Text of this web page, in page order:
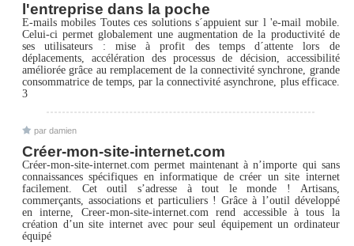
l'entreprise dans la poche
E-mails mobiles Toutes ces solutions s´appuient sur l 'e-mail mobile.
Celui-ci permet globalement une augmentation de la productivité de
ses utilisateurs : mise à profit des temps d´attente lors de
déplacements, accélération des processus de décision, accessibilité
améliorée grâce au remplacement de la connectivité synchrone, grande
consommatrice de temps, par la connectivité asynchrone, plus efficace.
3
par damien
Créer-mon-site-internet.com
Créer-mon-site-internet.com permet maintenant à n’importe qui sans
connaissances spécifiques en informatique de créer un site internet
facilement. Cet outil s’adresse à tout le monde ! Artisans,
commerçants, associations et particuliers ! Grâce à l’outil développé
en interne, Creer-mon-site-internet.com rend accessible à tous la
création d’un site internet avec pour seul équipement un ordinateur
équipé